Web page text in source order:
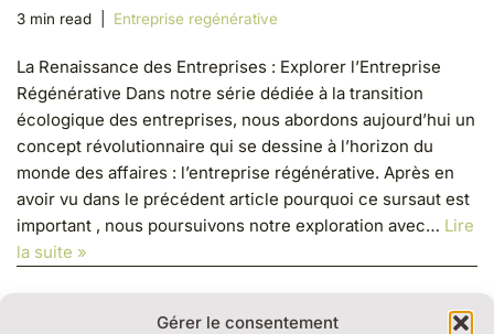
Gérer le consentement
3 min read Entreprise regénérative
La Renaissance des Entreprises : Explorer l’Entreprise
Régénérative Dans notre série dédiée à la transition
écologique des entreprises, nous abordons aujourd’hui un
concept révolutionnaire qui se dessine à l’horizon du
monde des affaires : l’entreprise régénérative. Après en
avoir vu dans le précédent article pourquoi ce sursaut est
important , nous poursuivons notre exploration avec… Lire
la suite »